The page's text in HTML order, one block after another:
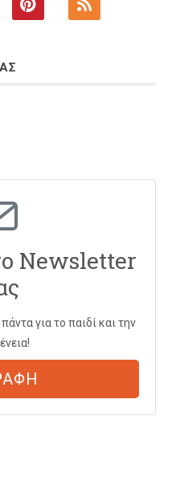
Newsletter
για το παιδί και την